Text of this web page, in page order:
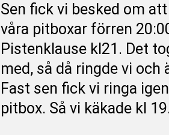
Sen fick vi besked om
våra pitboxar förren
Pistenklause kl21. Det
med, så då ringde vi och
Fast sen fick vi ringa
pitbox. Så vi käkade kl